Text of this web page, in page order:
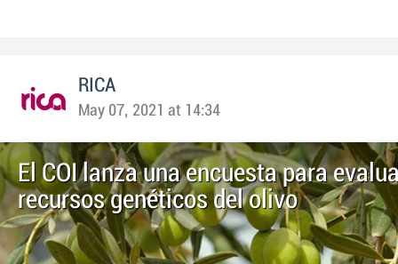
RICA
May 07, 2021 at 14:34
El COI lanza una encuesta para
recursos genéticos del olivo